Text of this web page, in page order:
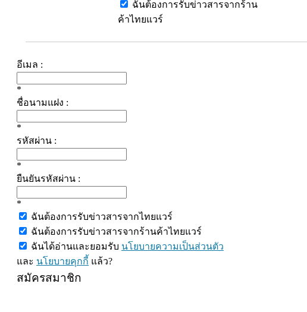
ฉันต้องการรับข่าวสารจากร้าน
ค้าไทยแวร์
อีเมล :
*
ชื่อนามแฝง :
*
รหัสผ่าน :
*
ยืนยันรหัสผ่าน :
*
ฉันต้องการรับข่าวสารจากไทยแวร์
ฉันต้องการรับข่าวสารจากร้านค้าไทยแวร์
ฉันได้อ่านและยอมรับ นโยบายความเป็นส่วนตัว
และ นโยบายคุกกี้ แล้ว?
สมัครสมาชิก